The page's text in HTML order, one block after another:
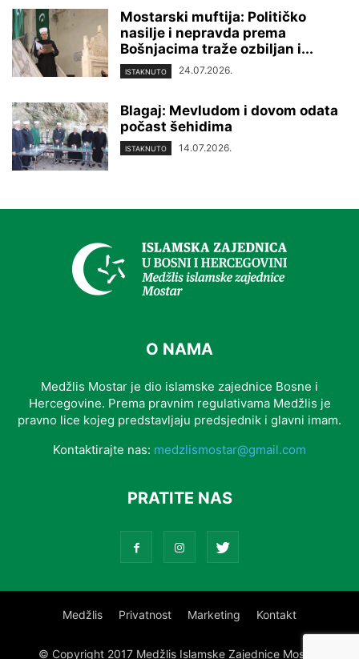
Mostarski muftija: Političko
nasilje i nepravda prema
Bošnjacima traže ozbiljan i...
ISTAKNUTO 24.07.2026.
Blagaj: Mevludom i dovom odata
počast šehidima
ISTAKNUTO 14.07.2026.
O NAMA
Medžlis Mostar je dio islamske zajednice Bosne i
Hercegovine. Prema pravnim regulativama Medžlis je
pravno lice kojeg predstavljaju predsjednik i glavni imam.
Kontaktirajte nas: medzlismostar@gmail.com
PRATITE NAS
Medžlis Privatnost Marketing Kontakt
© Copyright 2017 Medžlis Islamske Zajednice Mostar.